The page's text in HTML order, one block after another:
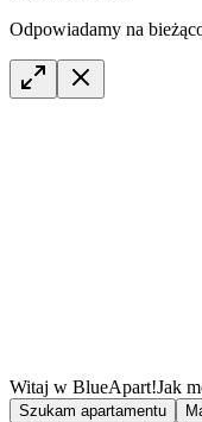
Odpowiadamy na
Witaj w BlueApart!Jak
Szukam apartamentu